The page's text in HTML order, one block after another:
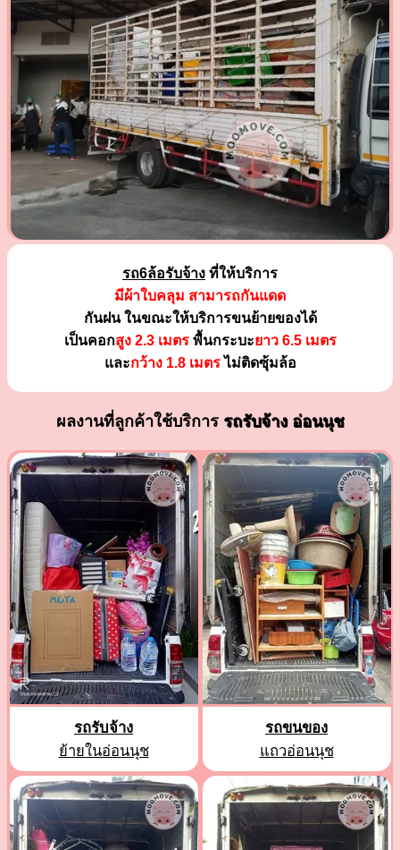
รถ6ล้อรับจ้าง ที่ให้บริการ
มีผ้าใบคลุม สามารถกันแดด
กันฝน ในขณะให้บริการขนย้ายของได้
เป็นคอกสูง 2.3 เมตรพื้นกระบะยาว 6.5 เมตร
และกว้าง 1.8 เมตรไม่ติดซุ้มล้อ
ผลงานที่ลูกค้าใช้บริการ รถรับจ้าง อ่อนนุช
รถรับจ้าง
ย้ายในอ่อนนุช
รถขนของ
แถวอ่อนนุช